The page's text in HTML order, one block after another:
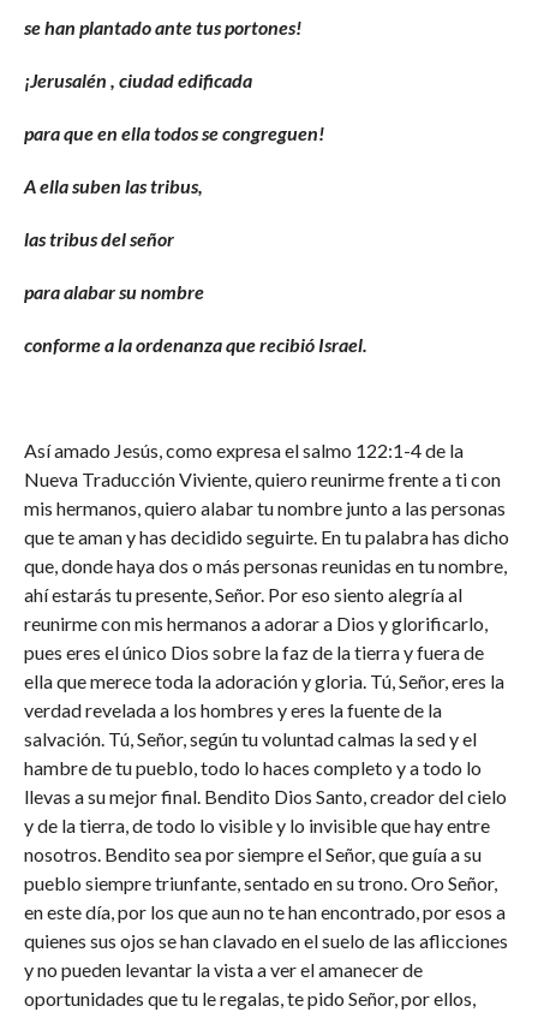
se han plantado ante tus portones!
¡Jerusalén , ciudad edificada
para que en ella todos se congreguen!
A ella suben las tribus,
las tribus del señor
para alabar su nombre
conforme a la ordenanza que recibió Israel.
Así amado Jesús, como expresa el salmo 122:1-4 de la
Nueva Traducción Viviente, quiero reunirme frente a ti con
mis hermanos, quiero alabar tu nombre junto a las personas
que te aman y has decidido seguirte. En tu palabra has dicho
que, donde haya dos o más personas reunidas en tu nombre,
ahí estarás tu presente, Señor. Por eso siento alegría al
reunirme con mis hermanos a adorar a Dios y glorificarlo,
pues eres el único Dios sobre la faz de la tierra y fuera de
ella que merece toda la adoración y gloria. Tú, Señor, eres la
verdad revelada a los hombres y eres la fuente de la
salvación. Tú, Señor, según tu voluntad calmas la sed y el
hambre de tu pueblo, todo lo haces completo y a todo lo
llevas a su mejor final. Bendito Dios Santo, creador del cielo
y de la tierra, de todo lo visible y lo invisible que hay entre
nosotros. Bendito sea por siempre el Señor, que guía a su
pueblo siempre triunfante, sentado en su trono. Oro Señor,
en este día, por los que aun no te han encontrado, por esos a
quienes sus ojos se han clavado en el suelo de las aflicciones
y no pueden levantar la vista a ver el amanecer de
oportunidades que tu le regalas, te pido Señor, por ellos,